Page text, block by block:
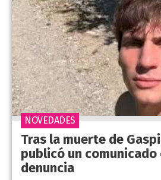
Tras la muerte de
publicó un comunicado
denuncia
NOVEDADES